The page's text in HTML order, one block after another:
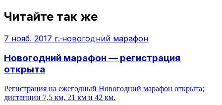
Читайте так же
7 нояб. 2017 г.·новогодний марафон
Новогодний марафон — регистрация
открыта
Регистрация на ежегодный Новогодний марафон открыта;
дистанции 7,5 км, 21 км и 42 км.